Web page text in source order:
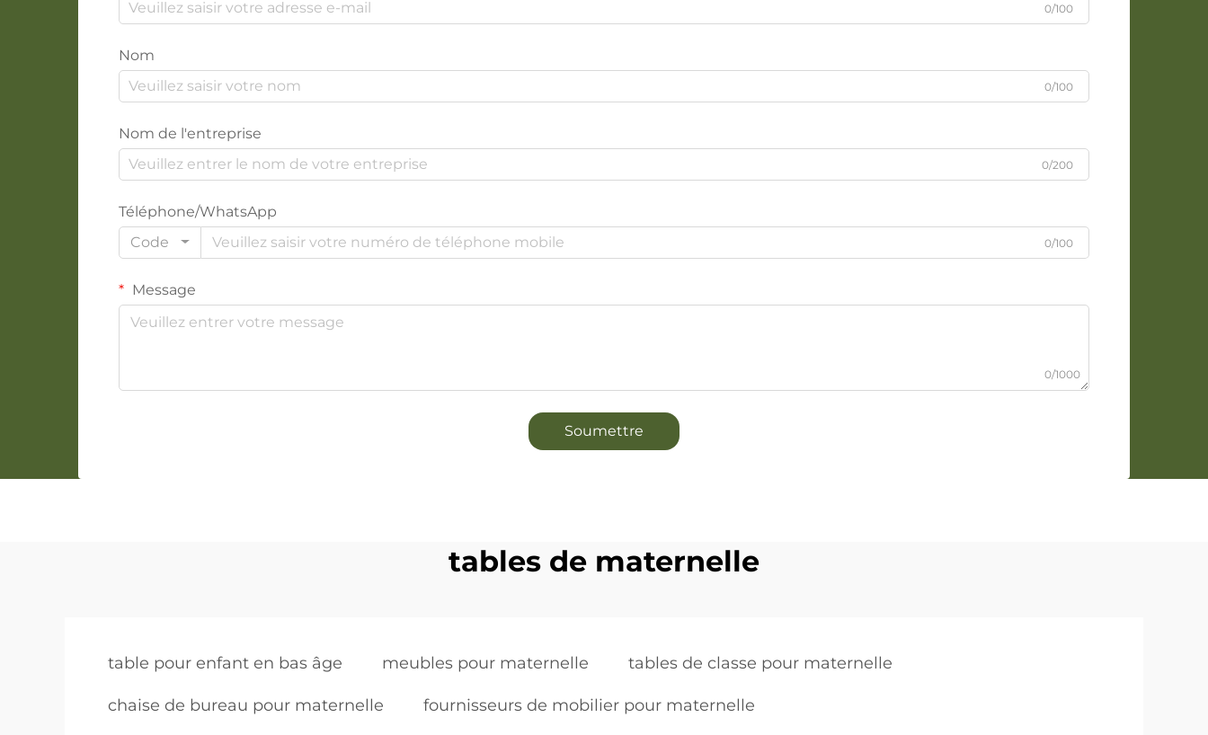
0/100
Nom
0/100
Nom de l'entreprise
0/200
Téléphone/WhatsApp
Code
0/100
Message
0/1000
Soumettre
tables de maternelle
table pour enfant en bas âge meubles pour maternelle tables de classe pour maternelle
chaise de bureau pour maternelle fournisseurs de mobilier pour maternelle